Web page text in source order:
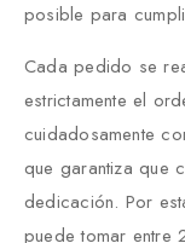
posible para
Cada pedido se
estrictamente el
cuidadosamente
que garantiza que
dedicación. Por
puede tomar entre